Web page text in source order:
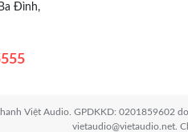
Đình,
Việt Audio. GPDKKD: 0201859602
vietaudio@vietaudio.net.